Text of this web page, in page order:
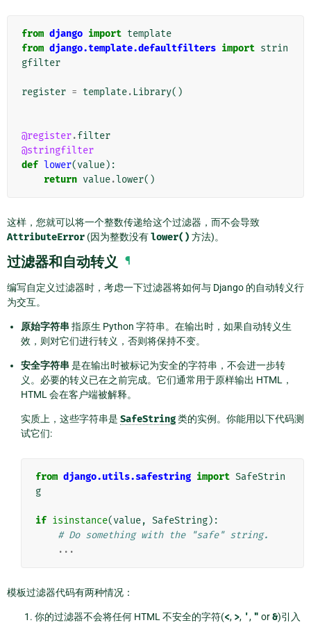
from django import template
from django.template.defaultfilters import strin
gfilter
register = template. Library()
@register.filter
@stringfilter
def lower(value):
return value.lower()
这样，您就可以将一个整数传递给这个过滤器，而不会导致
AttributeError (因为整数没有lower() 方法)。
过滤器和自动转义 ¶
编写自定义过滤器时，考虑一下过滤器将如何与 Django 的自动转义行
为交互。
原始字符串 指原生 Python 字符串。在输出时，如果自动转义生
效，则对它们进行转义，否则将保持不变。
安全字符串 是在输出时被标记为安全的字符串，不会进一步转
义。必要的转义已在之前完成。它们通常用于原样输出 HTML，
HTML 会在客户端被解释。
实质上，这些字符串是 SafeString类的实例。你能用以下代码测
试它们:
from django.utils.safestring import SafeStrin
g
if isinstance(value, SafeString):
# Do something with the "safe" string.
...
模板过滤器代码有两种情况：
你的过滤器不会将任何 HTML 不安全的字符(<, >, ', " or&)引入